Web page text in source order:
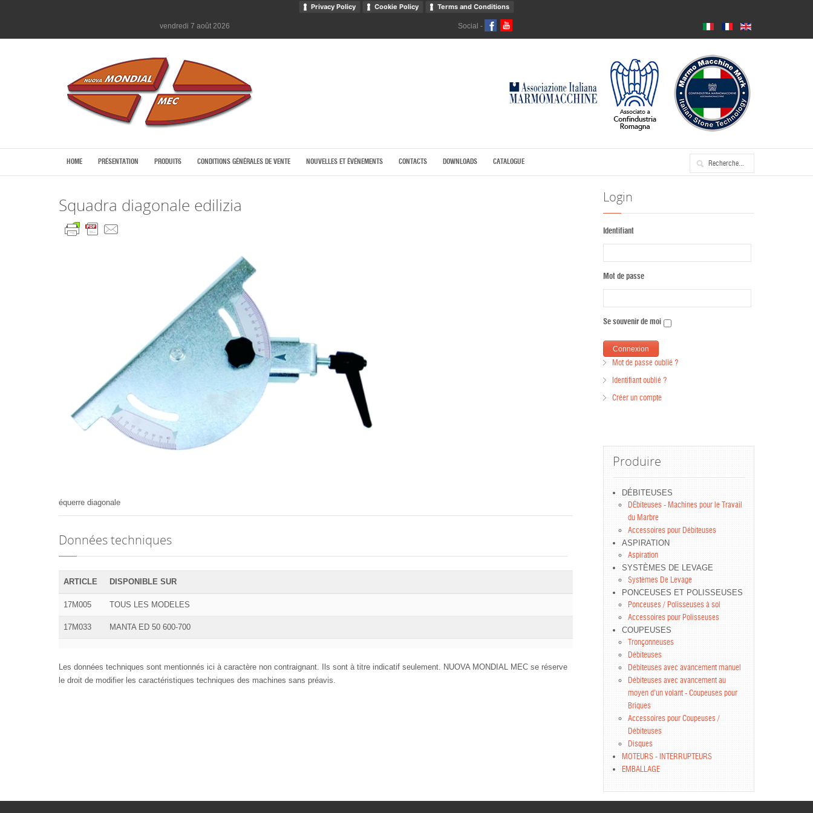
Privacy Policy Cookie Policy Terms and Conditions
vendredi 7 août 2026 Social -
HOME PRÉSENTATION PRODUITS CONDITIONS GÉNÉRALES DE VENTE NOUVELLES ET ÉVÉNEMENTS CONTACTS DOWNLOADS CATALOGUE
Squadra diagonale edilizia
équerre diagonale
Données techniques
ARTICLE DISPONIBLE SUR
17M005 TOUS LES MODELES
17M033 MANTA ED 50 600-700
Les données techniques sont mentionnés ici à caractère non contraignant. Ils sont à titre indicatif seulement. NUOVA MONDIAL MEC se réserve
le droit de modifier les caractéristiques techniques des machines sans préavis.
Login
Identifiant
Mot de passe
Se souvenir de moi
Mot de passe oublié ?
Identifiant oublié ?
Créer un compte
Produire
DÉBITEUSES
DÉbiteuses - Machines pour le Travail
du Marbre
Accessoires pour Débiteuses
ASPIRATION
Aspiration
SYSTÈMES DE LEVAGE
Systèmes De Levage
PONCEUSES ET POLISSEUSES
Ponceuses / Polisseuses à sol
Accessoires pour Polisseuses
COUPEUSES
Tronçonneuses
Débiteuses
Débiteuses avec avancement manuel
Débiteuses avec avancement au
moyen d’un volant - Coupeuses pour
Briques
Accessoires pour Coupeuses /
Débiteuses
Disques
MOTEURS - INTERRUPTEURS
EMBALLAGE